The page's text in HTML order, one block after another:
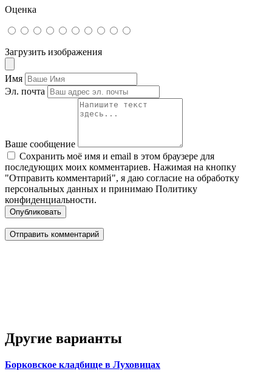
Оценка
Загрузить изображения
Имя
Эл. почта
Ваше сообщение
Сохранить моё имя и email в этом браузере для
последующих моих комментариев. Нажимая на кнопку
"Отправить комментарий", я даю согласие на обработку
персональных данных и принимаю Политику
конфиденциальности.
Опубликовать
Другие варианты
Борковское кладбище в Луховицах